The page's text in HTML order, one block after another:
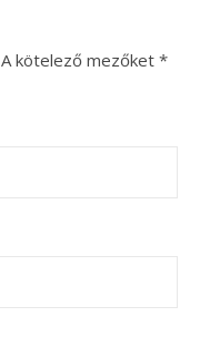
A kötelező mezőket *